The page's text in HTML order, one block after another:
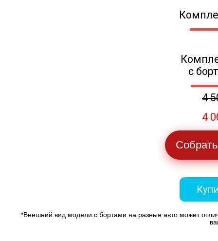
с
4
4
*Внешний вид модели с бортами на разные авто может